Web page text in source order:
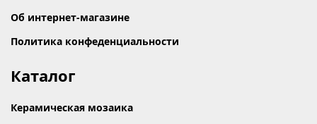
Об интернет-магазине
Политика конфеденциальности
Каталог
Керамическая мозаика